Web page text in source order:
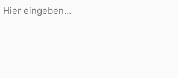
eingeben…